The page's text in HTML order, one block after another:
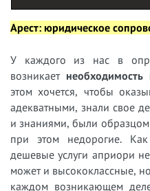
Арест: юридическое
У каждого из нас в
возникает необходимость
этом хочется, чтобы
адекватными, знали свое
и знаниями, были
при этом недорогие.
дешевые услуги априори
может и высококлассные,
каждом возникающем